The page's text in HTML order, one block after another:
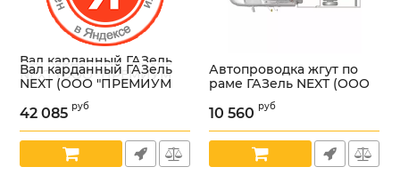
Вал карданный ГАЗель
NEXT (ООО "ПРЕМИУМ
КАРДАН" ГАЗ Оригинал)
/С45R02.2200010-20/
Артикул:
Вал карданный ГАЗель
NEXT (ООО "ПРЕМИУМ
КАРДАН" ГАЗ Оригинал)
/С45R02.2200010-20/
Артикул: УТ000006020
42 085 руб
Автопроводка жгут по
раме ГАЗель NEXT (ООО
"Арзамасское ПО
Автопровод" ГАЗ
А22R33.3724030-12/
УТ000006021
10 560 руб